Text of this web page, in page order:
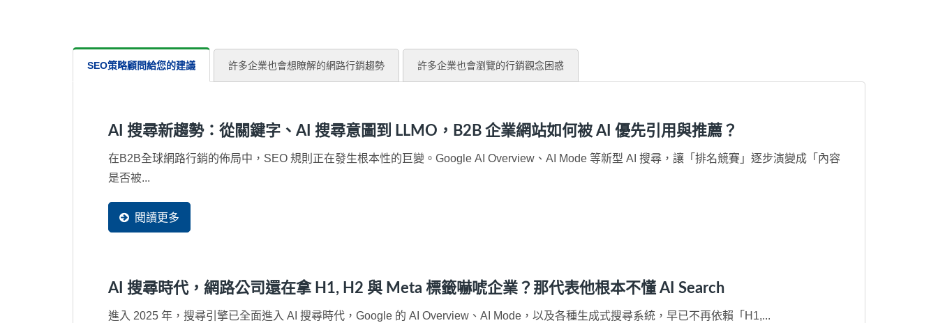
SEO策略顧問給您的建議 許多企業也會想瞭解的網路行銷趨勢 許多企業也會瀏覽的行銷觀念困惑
AI 搜尋新趨勢：從關鍵字、AI 搜尋意圖到 LLMO，B2B 企業網站如何被 AI 優先引用與推薦？
在B2B全球網路行銷的佈局中，SEO 規則正在發生根本性的巨變。Google AI Overview、AI Mode 等新型 AI 搜尋，讓「排名競賽」逐步演變成「內容
是否被...
閱讀更多
AI 搜尋時代，網路公司還在拿 H1, H2 與 Meta 標籤嚇唬企業？那代表他根本不懂 AI Search
進入 2025 年，搜尋引擎已全面進入 AI 搜尋時代，Google 的 AI Overview、AI Mode，以及各種生成式搜尋系統，早已不再依賴「H1,...